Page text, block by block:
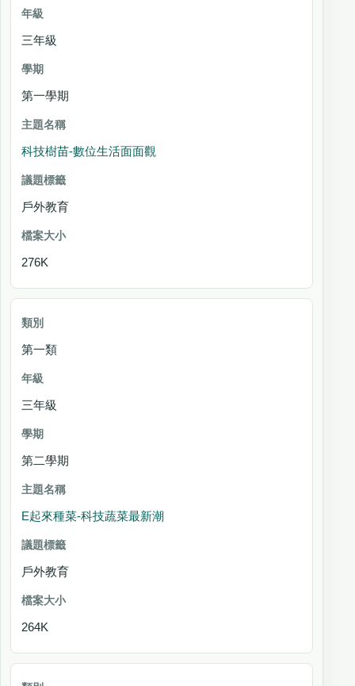
三年級
第一學期
科技樹苗-數位生活面面觀
戶外教育
276K
第一類
三年級
第二學期
E起來種菜-科技蔬菜最新潮
戶外教育
264K